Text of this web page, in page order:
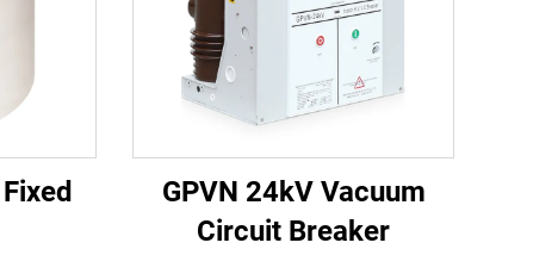
GPVN 24kV Vacuum
Circuit Breaker